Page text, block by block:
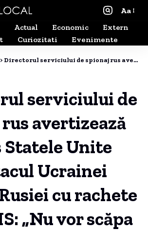
Aa
Actual Economic
Extern
Curiozitati Evenimente
> Directorul serviciului de spionaj rus avertizează deschis Statele Unite după atacul Ucrainei asupra Rusiei cu rachete ATACMS: „Nu vor scăpa nepedepsite”.
serviciului de
avertizează
Statele Unite
Ucrainei
cu rachete
„Nu vor scăpa